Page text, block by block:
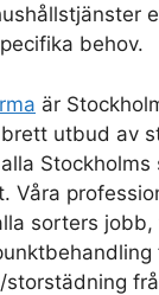
behov.
är
utbud av
Våra
sorters jobb,